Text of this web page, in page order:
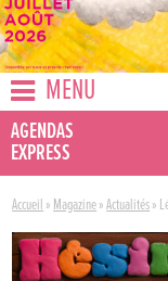
MENU
AGENDAS
EXPRESS
Accueil » Magazine»Actualités»